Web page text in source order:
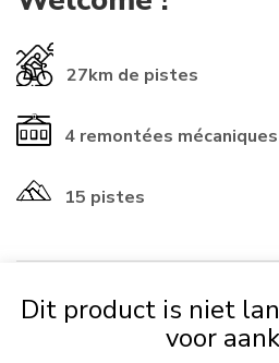
27km de pistes
4 remontées mécaniques
15 pistes
​INFORMATIONS ℹ️​
If you already have a rechargeable
Dit product is niet
voor